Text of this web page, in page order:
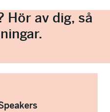
Hör av dig, så